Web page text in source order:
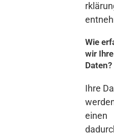
Wie
wir Ihre
Daten?
Ihre
einen